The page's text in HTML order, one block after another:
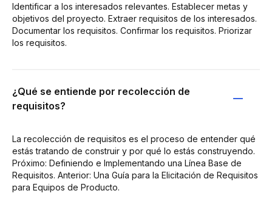
Identificar a los interesados relevantes. Establecer metas y
objetivos del proyecto. Extraer requisitos de los interesados.
Documentar los requisitos. Confirmar los requisitos. Priorizar
los requisitos.
¿Qué se entiende por recolección de
requisitos?
La recolección de requisitos es el proceso de entender qué
estás tratando de construir y por qué lo estás construyendo.
Próximo: Definiendo e Implementando una Línea Base de
Requisitos. Anterior: Una Guía para la Elicitación de Requisitos
para Equipos de Producto.